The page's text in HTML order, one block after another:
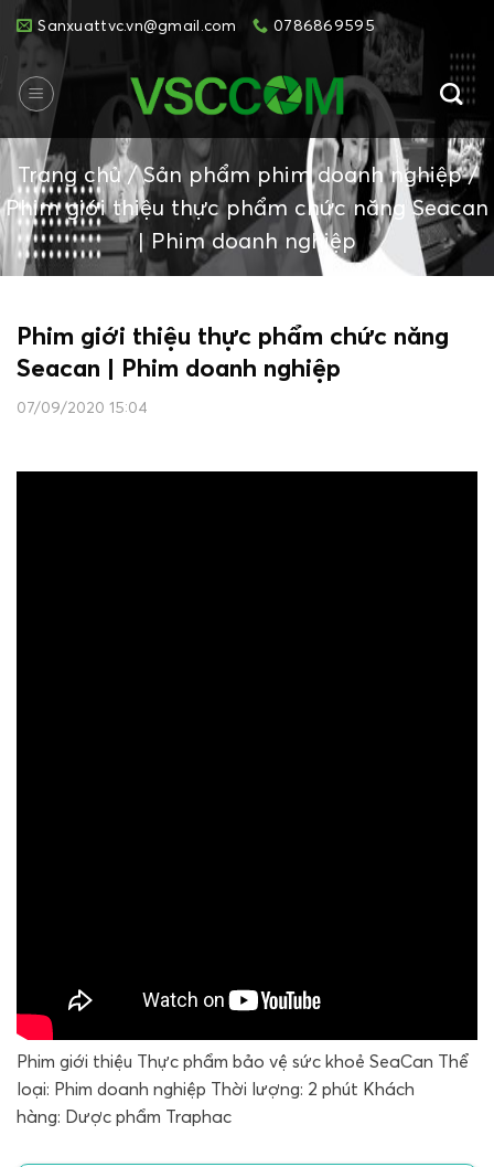
content
Sanxuattvc.vn@gmail.com 0786869595
Trang chủ/Sản phẩm phim doanh nghiệp/
Phim giới thiệu thực phẩm chức năng Seacan
| Phim doanh nghiệp
Phim giới thiệu thực phẩm chức năng
Seacan | Phim doanh nghiệp
07/09/2020 15:04
Phim giới thiệu Thực phẩm bảo vệ sức khoẻ SeaCan Thể
loại: Phim doanh nghiệp Thời lượng: 2 phút Khách
hàng: Dược phẩm Traphac